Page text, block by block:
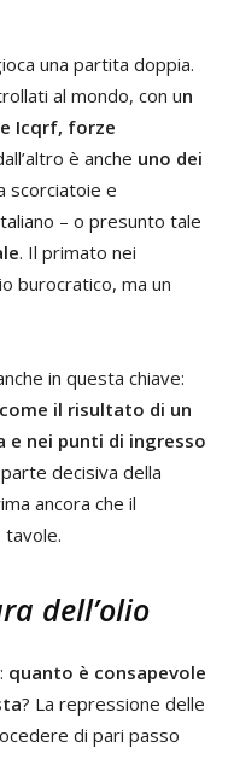
una partita doppia.
al mondo, con un
Icqrf, forze
è anche uno dei
scorciatoie e
– o presunto tale
. Il primato nei
burocratico, ma un
in questa chiave:
come il risultato di un
nei punti di ingresso
decisiva della
ancora che il
dell’olio
quanto è consapevole
? La repressione delle
di pari passo